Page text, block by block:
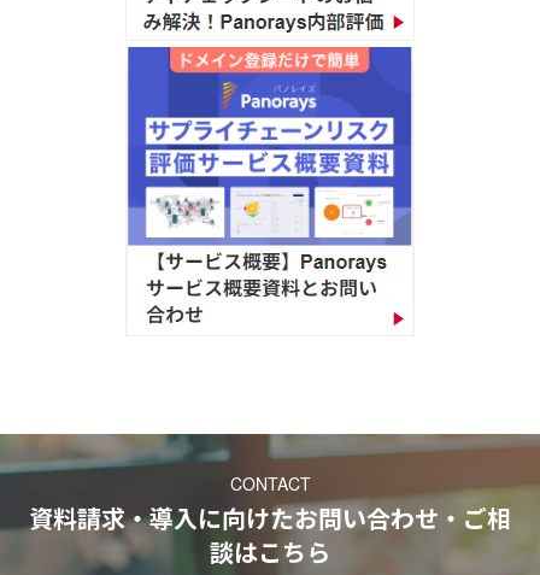
CONTACT
資料請求・導入に向けたお問い合わせ・ご相
談はこちら